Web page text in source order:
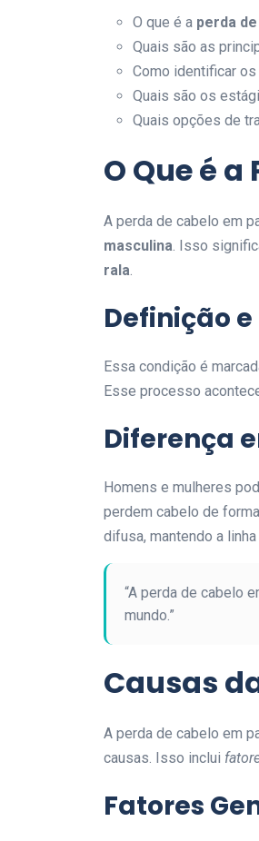
O que é a perda
Quais são as
Como identificar
Quais são os
Quais opções de
O Que é
A perda de cabelo em
masculina . Isso
rala
Definição
Essa condição é
Esse processo
Diferença
Homens e mulheres
perdem cabelo de
difusa, mantendo a linha
“A perda de cabelo
mundo.”
Causas
A perda de cabelo em
causas. Isso inclui
Fatores